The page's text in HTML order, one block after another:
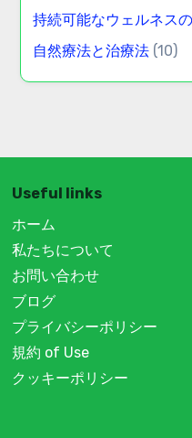
持続可能なウェルネス
自然療法と治療法 (10)
Useful links
ホーム
私たちについて
お問い合わせ
ブログ
プライバシーポリシー
規約 of Use
クッキーポリシー